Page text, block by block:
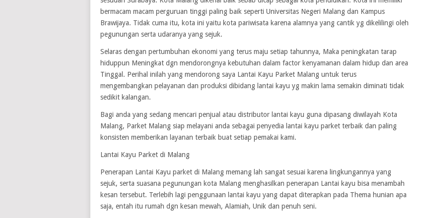
bermacam macam perguruan tinggi paling baik seperti Universitas Negeri Malang dan Kampus
Brawijaya. Tidak cuma itu, kota ini yaitu kota pariwisata karena alamnya yang cantik yg dikelilingi oleh
pegunungan serta udaranya yang sejuk.
Selaras dengan pertumbuhan ekonomi yang terus maju setiap tahunnya, Maka peningkatan tarap
hiduppun Meningkat dgn mendorongnya kebutuhan dalam factor kenyamanan dalam hidup dan area
Tinggal. Perihal inilah yang mendorong saya Lantai Kayu Parket Malang untuk terus
mengembangkan pelayanan dan produksi dibidang lantai kayu yg makin lama semakin diminati tidak
sedikit kalangan.
Bagi anda yang sedang mencari penjual atau distributor lantai kayu guna dipasang diwilayah Kota
Malang, Parket Malang siap melayani anda sebagai penyedia lantai kayu parket terbaik dan paling
konsisten memberikan layanan terbaik buat setiap pemakai kami.
Lantai Kayu Parket di Malang
Penerapan Lantai Kayu parket di Malang memang lah sangat sesuai karena lingkungannya yang
sejuk, serta suasana pegunungan kota Malang menghasilkan penerapan Lantai kayu bisa menambah
kesan tersebut. Terlebih lagi penggunaan lantai kayu yang dapat diterapkan pada Thema hunian apa
saja, entah itu rumah dgn kesan mewah, Alamiah, Unik dan penuh seni.